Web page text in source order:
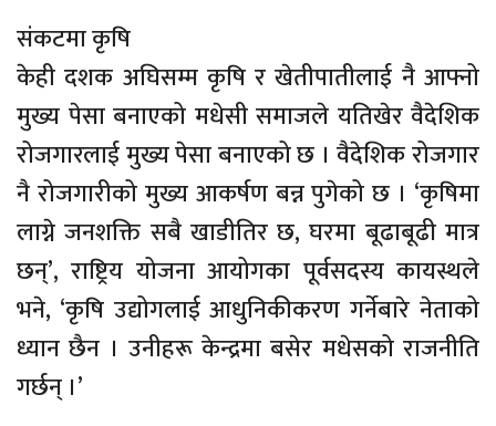
संकटमा कृषि
केही दशक अघिसम्म कृषि र खेतीपातीलाई नै आफ्नो
मुख्य पेसा बनाएको मधेसी समाजले यतिखेर वैदेशिक
रोजगारलाई मुख्य पेसा बनाएको छ । वैदेशिक रोजगार
नै रोजगारीको मुख्य आकर्षण बन्न पुगेको छ । ‘कृषिमा
लाग्ने जनशक्ति सबै खाडीतिर छ, घरमा बूढाबूढी मात्र
छन्’, राष्ट्रिय योजना आयोगका पूर्वसदस्य कायस्थले
भने, ‘कृषि उद्योगलाई आधुनिकीकरण गर्नेबारे नेताको
ध्यान छैन । उनीहरू केन्द्रमा बसेर मधेसको राजनीति
गर्छन् ।’